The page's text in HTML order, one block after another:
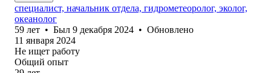
специалист, начальник отдела, гидрометеоролог, эколог,
океанолог
59 лет • Был 9 декабря 2024 • Обновлено
11 января 2024
Не ищет работу
Общий опыт